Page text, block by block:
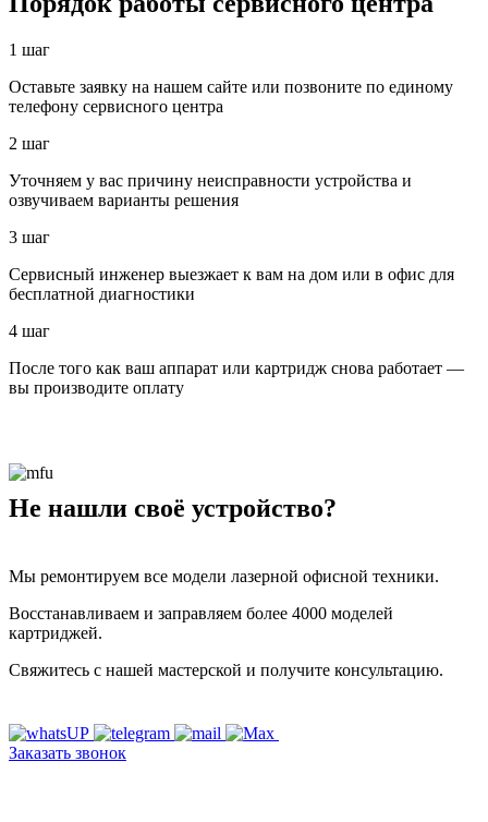
1 шаг
Оставьте заявку на нашем сайте или позвоните по единому
телефону сервисного центра
2 шаг
Уточняем у вас причину неисправности устройства и
озвучиваем варианты решения
3 шаг
Сервисный инженер выезжает к вам на дом или в офис для
бесплатной диагностики
4 шаг
После того как ваш аппарат или картридж снова работает —
вы производите оплату
Не нашли своё устройство?
Мы ремонтируем все модели лазерной офисной техники.
Восстанавливаем и заправляем более 4000 моделей
картриджей.
Свяжитесь с нашей мастерской и получите консультацию.
Заказать звонок